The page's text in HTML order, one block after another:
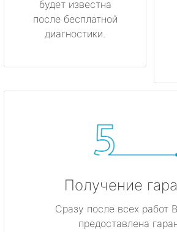
будет известна
после бесплатной
диагностики.
Получение
Сразу после всех работ
предоставлена